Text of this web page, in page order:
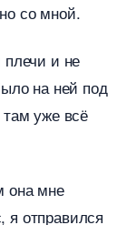
со мной.
и не
на ней под
уже всё
она мне
я отправился